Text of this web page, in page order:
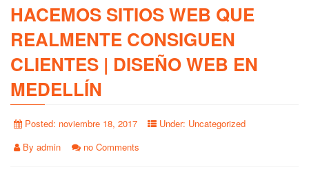
HACEMOS SITIOS WEB QUE
REALMENTE CONSIGUEN
CLIENTES | DISEÑO WEB EN
MEDELLÍN
Posted: noviembre 18, 2017 Under: Uncategorized
By admin no Comments